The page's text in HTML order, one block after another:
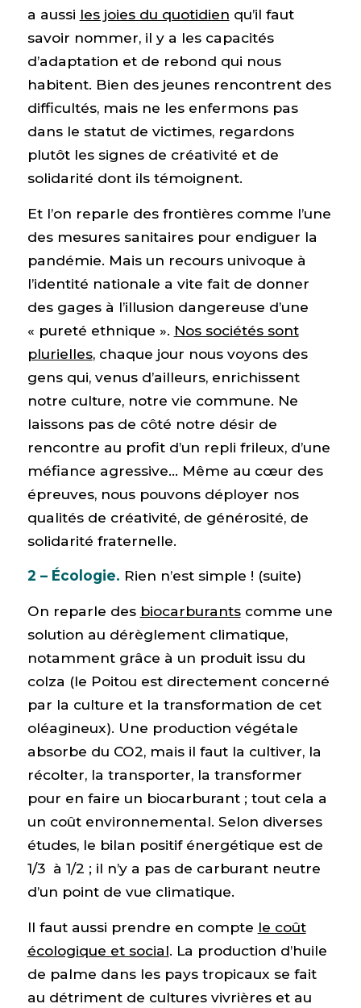
a aussi les joies du quotidien qu’il faut
savoir nommer, il y a les capacités
d’adaptation et de rebond qui nous
habitent. Bien des jeunes rencontrent des
difficultés, mais ne les enfermons pas
dans le statut de victimes, regardons
plutôt les signes de créativité et de
solidarité dont ils témoignent.
Et l’on reparle des frontières comme l’une
des mesures sanitaires pour endiguer la
pandémie. Mais un recours univoque à
l’identité nationale a vite fait de donner
des gages à l’illusion dangereuse d’une
« pureté ethnique ». Nos sociétés sont
plurielles, chaque jour nous voyons des
gens qui, venus d’ailleurs, enrichissent
notre culture, notre vie commune. Ne
laissons pas de côté notre désir de
rencontre au profit d’un repli frileux, d’une
méfiance agressive… Même au cœur des
épreuves, nous pouvons déployer nos
qualités de créativité, de générosité, de
solidarité fraternelle.
2 – Écologie. Rien n’est simple ! (suite)
On reparle des biocarburantscomme une
solution au dérèglement climatique,
notamment grâce à un produit issu du
colza (le Poitou est directement concerné
par la culture et la transformation de cet
oléagineux). Une production végétale
absorbe du CO2, mais il faut la cultiver, la
récolter, la transporter, la transformer
pour en faire un biocarburant ; tout cela a
un coût environnemental. Selon diverses
études, le bilan positif énergétique est de
1/3 à 1/2 ; il n’y a pas de carburant neutre
d’un point de vue climatique.
Il faut aussi prendre en compte le coût
écologique et social. La production d’huile
de palme dans les pays tropicaux se fait
au détriment de cultures vivrières et au